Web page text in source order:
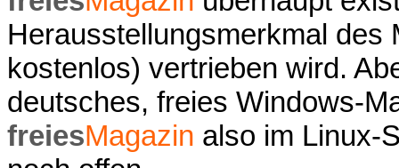
Herausstellungsmerkmal des
kostenlos) vertrieben wird.
deutsches, freies Windows-
freiesMagazin also im Linux-